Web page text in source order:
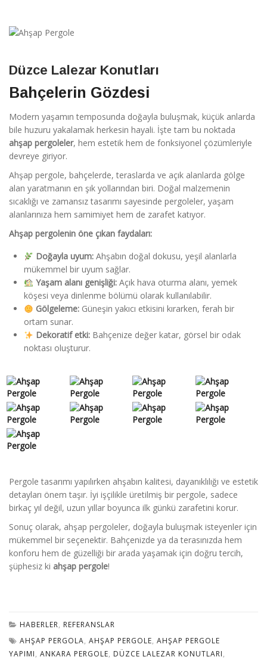
Düzce Lalezar Konutları
Bahçelerin Gözdesi
Modern yaşamın temposunda doğayla buluşmak, küçük anlarda
bile huzuru yakalamak herkesin hayali. İşte tam bu noktada
ahşap pergoleler, hem estetik hem de fonksiyonel çözümleriyle
devreye giriyor.
Ahşap pergole, bahçelerde, teraslarda ve açık alanlarda gölge
alan yaratmanın en şık yollarından biri. Doğal malzemenin
sıcaklığı ve zamansız tasarımı sayesinde pergoleler, yaşam
alanlarınıza hem samimiyet hem de zarafet katıyor.
Ahşap pergolenin öne çıkan faydaları:
Doğayla uyum:Ahşabın doğal dokusu, yeşil alanlarla
mükemmel bir uyum sağlar.
Yaşam alanı genişliği:Açık hava oturma alanı, yemek
köşesi veya dinlenme bölümü olarak kullanılabilir.
Gölgeleme:Güneşin yakıcı etkisini kırarken, ferah bir
ortam sunar.
Dekoratif etki:Bahçenize değer katar, görsel bir odak
noktası oluşturur.
Pergole tasarımı yapılırken ahşabın kalitesi, dayanıklılığı ve estetik
detayları önem taşır. İyi işçilikle üretilmiş bir pergole, sadece
birkaç yıl değil, uzun yıllar boyunca ilk günkü zarafetini korur.
Sonuç olarak, ahşap pergoleler, doğayla buluşmak isteyenler için
mükemmel bir seçenektir. Bahçenizde ya da terasınızda hem
konforu hem de güzelliği bir arada yaşamak için doğru tercih,
şüphesiz ki ahşap pergole!
HABERLER, REFERANSLAR
AHŞAP PERGOLA, AHŞAP PERGOLE, AHŞAP PERGOLE
YAPIMI, ANKARA PERGOLE, DÜZCE LALEZAR KONUTLARI,